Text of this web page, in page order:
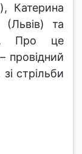
Катерина
(Львів) та
Про це
провідний
стрільби